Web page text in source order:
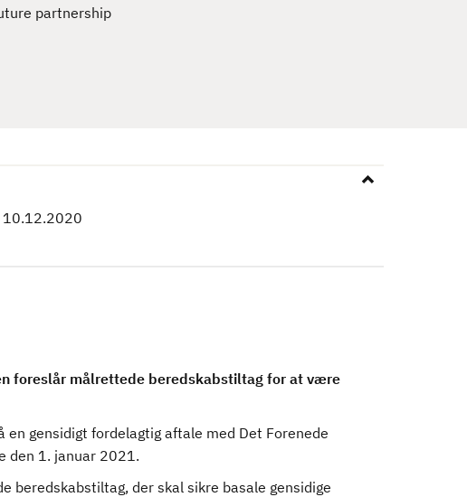
partnership
10.12.2020
foreslår målrettede beredskabstiltag for at være
gensidigt fordelagtig aftale med Det Forenede
den 1. januar 2021.
beredskabstiltag, der skal sikre basale gensidige